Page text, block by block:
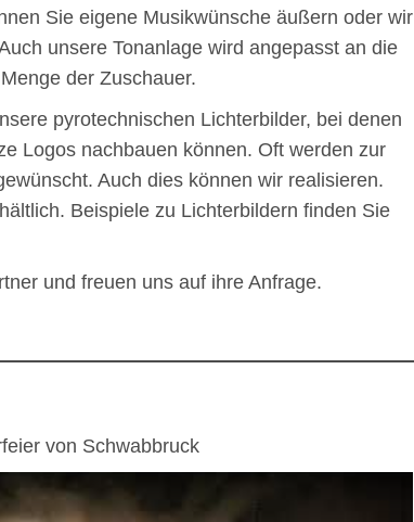
Sie eigene Musikwünsche äußern oder wir
unsere Tonanlage wird angepasst an die
der Zuschauer.
pyrotechnischen Lichterbilder, bei denen
Logos nachbauen können. Oft werden zur
Auch dies können wir realisieren.
Beispiele zu Lichterbildern finden Sie
und freuen uns auf ihre Anfrage.
von Schwabbruck